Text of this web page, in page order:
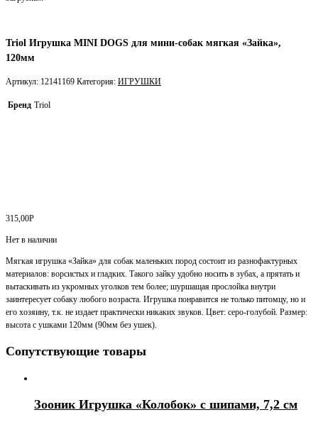
Triol Игрушка MINI DOGS для мини-собак мягкая «Зайка»,
120мм
Артикул: 12141169 Категория: ИГРУШКИ
Бренд Triol
315,00Р
Нет в наличии
Мягкая игрушка «Зайка» для собак маленьких пород состоит из разнофактурных
материалов: ворсистых и гладких. Такого зайку удобно носить в зубах, а прятать и
вытаскивать из укромных уголков тем более; шуршащая прослойка внутри
заинтересует собаку любого возраста. Игрушка понравится не только питомцу, но и
его хозяину, т.к. не издает практически никаких звуков. Цвет: серо-голубой. Размер:
высота с ушками 120мм (90мм без ушек).
Сопутствующие товары
Зооник Игрушка «Колобок» с шипами, 7,2 см